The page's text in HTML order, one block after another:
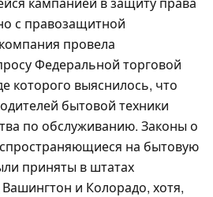
с правозащитной
провела
Федеральной торговой
которого выяснилось, что
бытовой техники
по обслуживанию. Законы о
на бытовую
приняты в штатах
и Колорадо, хотя,